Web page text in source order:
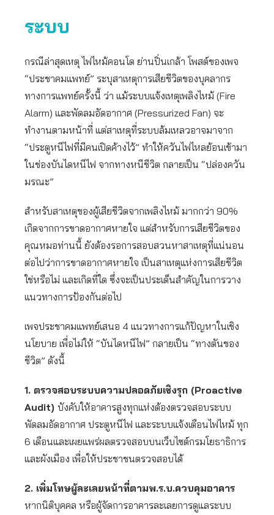
ระบบ
กรณีล่าสุดเหตุ ไฟไหม้คอนโด ย่านปิ่นเกล้า โพสต์ของเพจ
“ประชาคมแพทย์” ระบุสาเหตุการเสียชีวิตของบุคลากร
ทางการแพทย์ครั้งนี้ ว่า แม้ระบบแจ้งเหตุเพลิงไหม้ (Fire
Alarm) และพัดลมอัดอากาศ (Pressurized Fan) จะ
ทำงานตามหน้าที่ แต่สาเหตุที่ระบบล้มเหลวอาจมาจาก
“ประตูหนีไฟที่มีคนเปิดค้างไว้” ทำให้ควันไฟไหลย้อนเข้ามา
ในช่องบันไดหนีไฟ จากทางหนีชีวิต กลายเป็น “ปล่องควัน
มรณะ”
สำหรับสาเหตุของผู้เสียชีวิตจากเพลิงไหม้ มากกว่า 90%
เกิดจากการขาดอากาศหายใจ แต่สำหรับการเสียชีวิตของ
คุณหมอท่านนี้ ยังต้องรอการสอบสวนหาสาเหตุที่แน่นอน
ต่อไปว่าการขาดอากาศหายใจ เป็นสาเหตุแห่งการเสียชีวิต
ใช่หรือไม่ และเกิดที่ใด ซึ่งจะเป็นประเด็นสำคัญในการวาง
แนวทางการป้องกันต่อไป
เพจประชาคมแพทย์เสนอ 4 แนวทางการแก้ปัญหาในเชิง
นโยบาย เพื่อไม่ให้ “บันไดหนีไฟ” กลายเป็น “ทางตันของ
ชีวิต” ดังนี้
1. ตรวจสอบระบบความปลอดภัยเชิงรุก (Proactive
Audit) บังคับให้อาคารสูงทุกแห่งต้องตรวจสอบระบบ
พัดลมอัดอากาศ ประตูหนีไฟ และระบบแจ้งเตือนไฟไหม้ ทุก
6 เดือนและเผยแพร่ผลตรวจสอบบนเว็บไซต์กรมโยธาธิการ
และผังเมือง เพื่อให้ประชาชนตรวจสอบได้
2. เพิ่มโทษผู้ละเลยหน้าที่ตามพ.ร.บ.ควบคุมอาคาร
หากนิติบุคคล หรือผู้จัดการอาคารละเลยการดูแลระบบ